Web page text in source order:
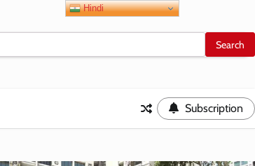
Subscription
Hindi